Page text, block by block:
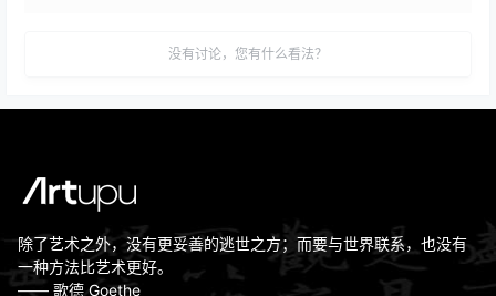
没有讨论，您有什么看法？
除了艺术之外，没有更妥善的逃世之方；而要与世界联系，也没有
一种方法比艺术更好。
—— 歌德 Goethe